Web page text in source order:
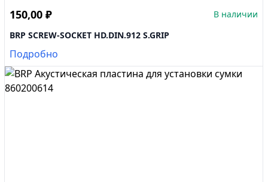
150,00 ₽
В наличии
BRP SCREW-SOCKET HD.DIN.912 S.GRIP
Подробно